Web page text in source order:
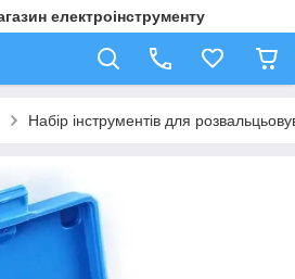
електроінструменту
Набір інструментів для